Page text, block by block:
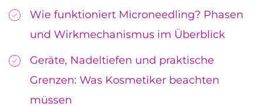
Wie funktioniert Microneedling? Phasen
und Wirkmechanismus im Überblick
Geräte, Nadeltiefen und praktische
Grenzen: Was Kosmetiker beachten
müssen